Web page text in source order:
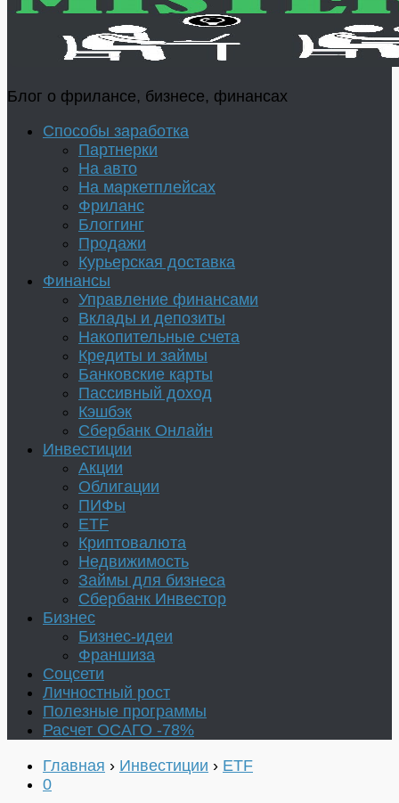
Блог о фрилансе, бизнесе, финансах
Способы заработка
Партнерки
На авто
На маркетплейсах
Фриланс
Блоггинг
Продажи
Курьерская доставка
Финансы
Управление финансами
Вклады и депозиты
Накопительные счета
Кредиты и займы
Банковские карты
Пассивный доход
Кэшбэк
Сбербанк Онлайн
Инвестиции
Акции
Облигации
ПИФы
ETF
Криптовалюта
Недвижимость
Займы для бизнеса
Сбербанк Инвестор
Бизнес
Бизнес-идеи
Франшиза
Соцсети
Личностный рост
Полезные программы
Расчет ОСАГО -78%
Главная › Инвестиции › ETF
0